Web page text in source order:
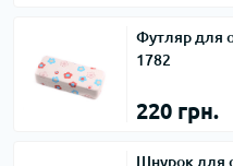
Футляр для
1782
220 грн.
Шнурок для